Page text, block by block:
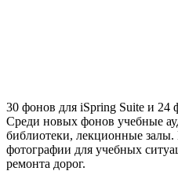
30 фонов для iSpring Suite и 24
Среди новых фонов учебные
библиотеки, лекционные
фотографии для учебных
ремонта дорог.